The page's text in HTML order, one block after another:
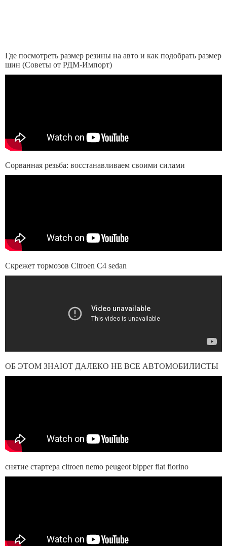
Где посмотреть размер резины на авто и как подобрать размер
шин (Советы от РДМ-Импорт)
Сорванная резьба: восстанавливаем своими силами
Скрежет тормозов Citroen C4 sedan
ОБ ЭТОМ ЗНАЮТ ДАЛЕКО НЕ ВСЕ АВТОМОБИЛИСТЫ
снятие стартера citroen nemo peugeot bipper fiat fiorino